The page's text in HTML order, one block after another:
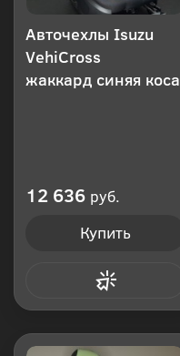
Авточехлы Isuzu
VehiCross
жаккард синяя коса
12 636 руб.
Купить